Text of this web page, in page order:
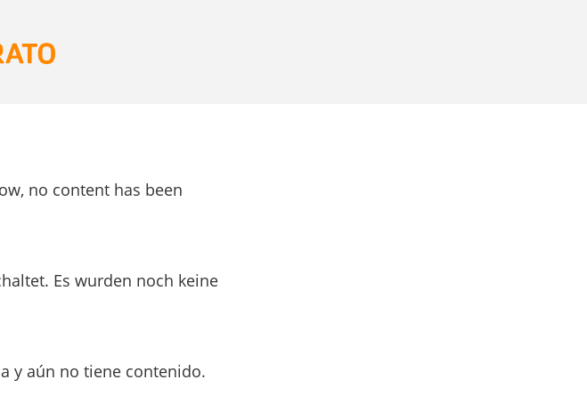
no content has been
Es wurden noch keine
y aún no tiene contenido.